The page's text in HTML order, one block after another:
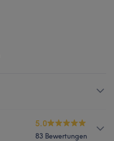
5.0
83 Bewertungen